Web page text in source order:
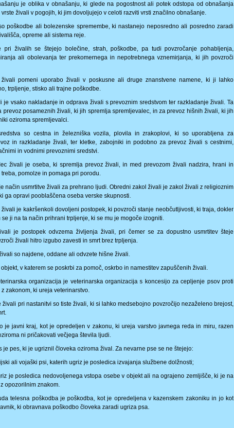
je oblika v obnašanju, ki glede na pogostnost ali potek odstopa od obnašanja
živali v pogojih, ki jim dovoljujejo v celoti razviti vrsti značilno obnašanje.
poškodbe ali bolezenske spremembe, ki nastanejo neposredno ali posredno zaradi
opreme ali sistema reje.
pri živalih se štejejo bolečine, strah, poškodbe, pa tudi povzročanje pohabljenja,
ali obolevanja ter prekomernega in nepotrebnega vznemirjanja, ki jih povzroči
pomeni uporabo živali v poskusne ali druge znanstvene namene, ki ji lahko
trpljenje, stisko ali trajne poškodbe.
je vsako nakladanje in odprava živali s prevoznim sredstvom ter razkladanje živali. Ta
prevoz posameznih živali, ki jih spremlja spremljevalec, in za prevoz hišnih živali, ki jih
oziroma spremljevalci.
so cestna in železniška vozila, plovila in zrakoplovi, ki so uporabljena za
in razkladanje živali, ter kletke, zabojniki in podobno za prevoz živali s cestnimi,
in vodnimi prevoznimi sredstvi.
živali je oseba, ki spremlja prevoz živali, in med prevozom živali nadzira, hrani in
treba, pomolze in pomaga pri porodu.
način usmrtitve živali za prehrano ljudi. Obredni zakol živali je zakol živali z religioznim
ga opravi pooblaščena oseba verske skupnosti.
živali je kakršenkoli dovoljeni postopek, ki povzroči stanje neobčutljivosti, ki traja, dokler
se ji na ta način prihrani trpljenje, ki se mu je mogoče izogniti.
je postopek odvzema življenja živali, pri čemer se za dopustno usmrtitev šteje
živali hitro izgubo zavesti in smrt brez trpljenja.
so najdene, oddane ali odvzete hišne živali.
v katerem se poskrbi za pomoč, oskrbo in namestitev zapuščenih živali.
organizacija je veterinarska organizacija s koncesijo za cepljenje psov proti
zakonom, ki ureja veterinarstvo.
živali pri nastanitvi so tiste živali, ki si lahko medsebojno povzročijo nezaželeno brejost,
je javni kraj, kot je opredeljen v zakonu, ki ureja varstvo javnega reda in miru, razen
ni pričakovati večjega števila ljudi.
je pes, ki je ugriznil človeka oziroma žival. Za nevarne pse se ne štejejo:
ali vojaški psi, katerih ugriz je posledica izvajanja službene dolžnosti;
je posledica nedovoljenega vstopa osebe v objekt ali na ograjeno zemljišče, ki je na
opozorilnim znakom.
telesna poškodba je poškodba, kot je opredeljena v kazenskem zakoniku in jo kot
ki obravnava poškodbo človeka zaradi ugriza psa.